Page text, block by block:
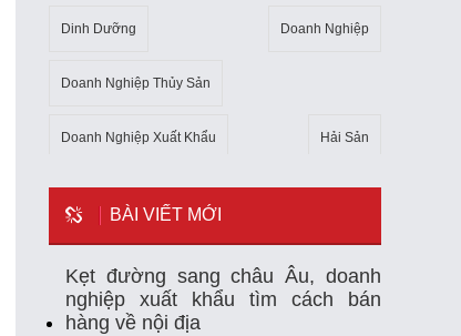
Dinh Dưỡng Doanh Nghiệp
Doanh Nghiệp Thủy Sản
Doanh Nghiệp Xuất Khẩu Hải Sản
Kho Lạnh Kim Ngạch Xuất Khẩu Mẹo
Mỹ Ngành Thủy Sản Nhiệt Kế Tự Ghi
Nhập Khẩu Nuôi Trồng Thủy Sản
BÀI VIẾT MỚI
Kẹt đường sang châu Âu, doanh
nghiệp xuất khẩu tìm cách bán
hàng về nội địa